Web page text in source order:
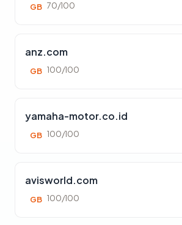
GB 70/100
anz.com
GB 100/100
yamaha-motor.co.id
GB 100/100
avisworld.com
GB 100/100